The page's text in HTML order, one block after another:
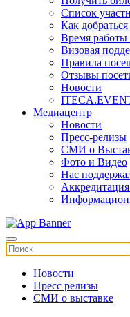
Список
Как
Время работы
Визовая
Правила
Отзывы
Новости
Медиацентр
Новости
Пресс-релизы
СМИ о
Фото и Видео
Нас
Новости
Пресс релизы
СМИ о выставке